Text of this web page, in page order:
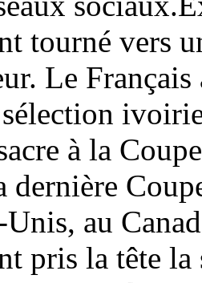
tourné vers
Le
à la
dernière
au
pris la tête